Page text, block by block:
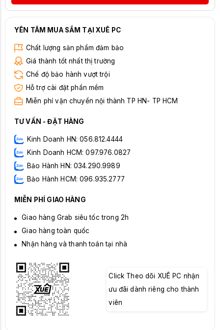
YÊN TÂM MUA SẮM TẠI XUÊ PC
Chất lượng sản phẩm đảm bảo
Giá thành tốt nhất thị trường
Chế độ bảo hành vượt trội
Hỗ trợ cài đặt phần mềm
Miễn phí vận chuyển nội thành TP HN- TP HCM
TƯ VẤN - ĐẶT HÀNG
Kinh Doanh HN: 056.812.4444
Kinh Doanh HCM: 097.976.0827
Bảo Hành HN: 034.290.9989
Bảo Hành HCM: 096.935.2777
MIỄN PHÍ GIAO HÀNG
Giao hàng Grab siêu tốc trong 2h
Giao hàng toàn quốc
Nhận hàng và thanh toán tại nhà
Click Theo dõi XUÊ PC nhận
ưu đãi dành riêng cho thành
viên